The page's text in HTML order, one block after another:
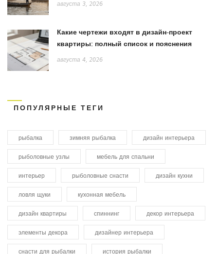
августа 3, 2026
Какие чертежи входят в дизайн-проект
квартиры: полный список и пояснения
августа 4, 2026
ПОПУЛЯРНЫЕ ТЕГИ
рыбалка зимняя рыбалка дизайн интерьера
рыболовные узлы мебель для спальни
интерьер рыболовные снасти дизайн кухни
ловля щуки кухонная мебель
дизайн квартиры спиннинг декор интерьера
элементы декора дизайнер интерьера
снасти для рыбалки история рыбалки